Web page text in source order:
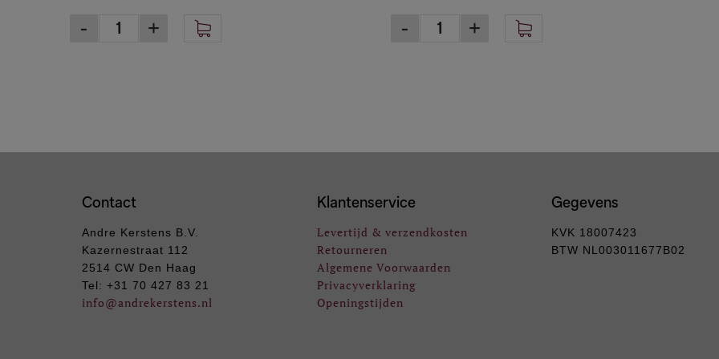
Contact
Andre Kerstens B.V.
Kazernestraat 112
2514 CW Den Haag
Tel: +31 70 427 83 21
info@andrekerstens.nl
Klantenservice
Levertijd & verzendkosten
Retourneren
Algemene Voorwaarden
Privacyverklaring
Openingstijden
Gegevens
KVK 18007423
BTW NL003011677B02